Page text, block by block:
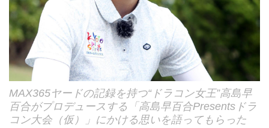
MAX365ヤードの記録を持つ“ドラコン女王”高島早
百合がプロデュースする「高島早百合Presentsドラ
コン大会（仮）」にかける思いを語ってもらった